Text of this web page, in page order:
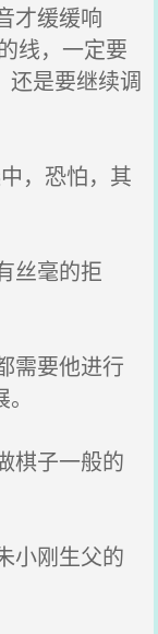
才缓缓响
线，一定要
还是要继续调
，恐怕，其
丝毫的拒
需要他进行
棋子一般的
小刚生父的